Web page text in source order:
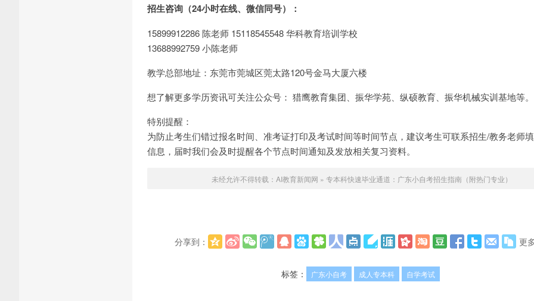
招生咨询（24小时在线、微信同号）：
15899912286 陈老师 15118545548 华科教育培训学校
13688992759 小陈老师
教学总部地址：东莞市莞城区莞太路120号金马大厦六楼
想了解更多学历资讯可关注公众号： 猎鹰教育集团、振华学苑、纵硕教育、振华机械实训基地等。
特别提醒：
为防止考生们错过报名时间、准考证打印及考试时间等时间节点，建议考生可联系招生/教务老师
信息，届时我们会及时提醒各个节点时间通知及发放相关复习资料。
未经允许不得转载： AI教育新闻网 » 专本科快速毕业通道：广东小自考招生指南（附热门专业）
分享到： 更
标签： 广东小自考 成人专本科 自学考试